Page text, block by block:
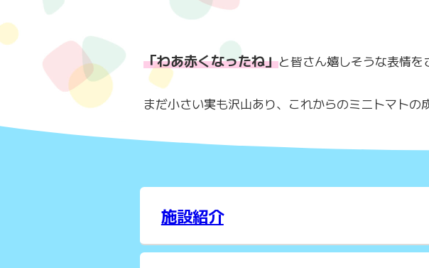
「わあ赤くなったね」と皆さん嬉しそうな表情を
まだ小さい実も沢山あり、これからのミニトマトの
施設紹介